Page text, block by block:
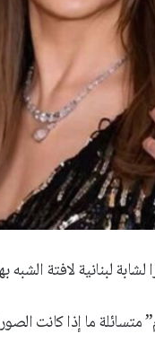
لبنانية لافتة الشبه
ما إذا كانت